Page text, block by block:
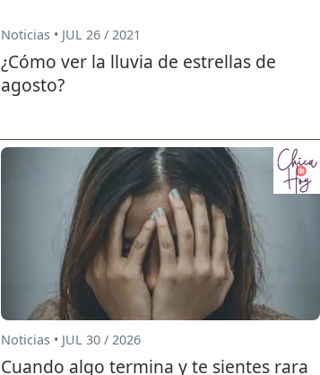
Noticias • JUL 26 / 2021
¿Cómo ver la lluvia de estrellas de
agosto?
Noticias • JUL 30 / 2026
Cuando algo termina y te sientes rara